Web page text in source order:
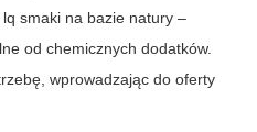
lq smaki na bazie natury –
od chemicznych dodatków.
wprowadzając do oferty